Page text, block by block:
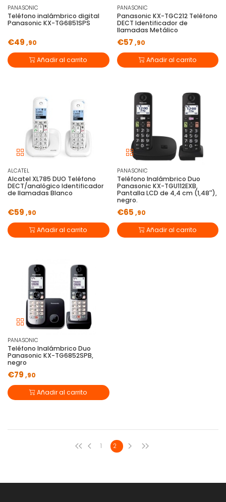
PANASONIC
Teléfono inalámbrico digital
Panasonic KX-TG6851SPS
€49 ,90
Añadir al carrito
PANASONIC
Panasonic KX-TGC212 Teléfono
DECT Identificador de
llamadas Metálico
€57 ,90
Añadir al carrito
ALCATEL
Alcatel XL785 DUO Teléfono
DECT/analógico Identificador
de llamadas Blanco
€59 ,90
Añadir al carrito
PANASONIC
Teléfono Inalámbrico Duo
Panasonic KX-TGU112EXB,
Pantalla LCD de 4,4 cm (1,48''),
negro.
€65 ,90
Añadir al carrito
PANASONIC
Teléfono Inalámbrico Duo
Panasonic KX-TG6852SPB,
negro
€79 ,90
Añadir al carrito
1 2